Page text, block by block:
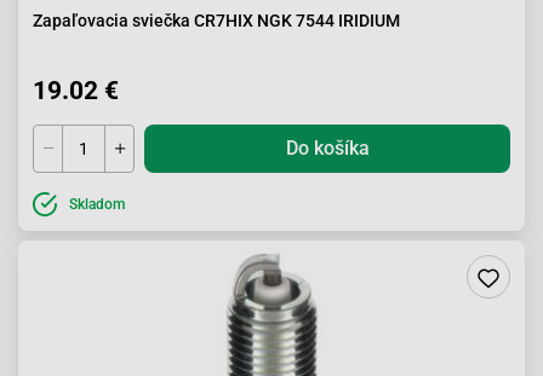
Zapaľovacia sviečka CR7HIX NGK 7544 IRIDIUM
19.02 €
Do košíka
Skladom